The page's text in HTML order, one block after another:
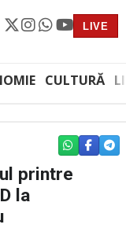
LIVE
CULTURĂ
WHATSAPP
printre
la